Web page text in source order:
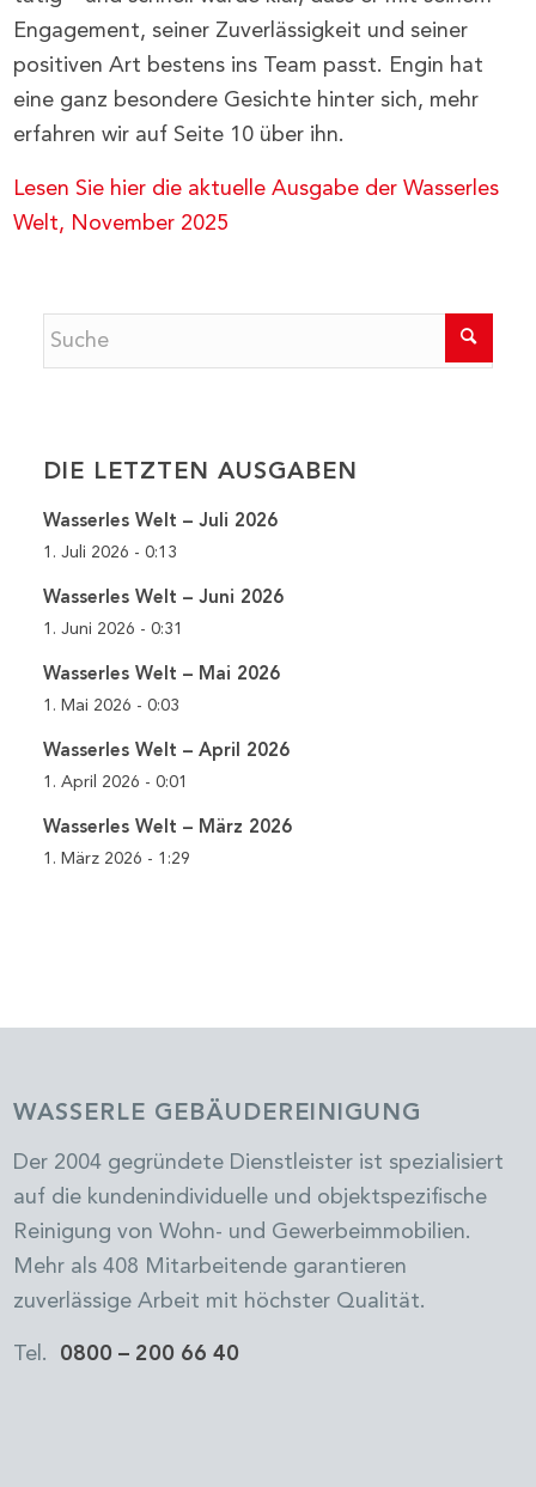
Engagement, seiner Zuverlässigkeit und seiner
positiven Art bestens ins Team passt. Engin hat
eine ganz besondere Gesichte hinter sich, mehr
erfahren wir auf Seite 10 über ihn.
Lesen Sie hier die aktuelle Ausgabe der Wasserles
Welt, November 2025
DIE LETZTEN AUSGABEN
Wasserles Welt – Juli 2026
1. Juli 2026 - 0:13
Wasserles Welt – Juni 2026
1. Juni 2026 - 0:31
Wasserles Welt – Mai 2026
1. Mai 2026 - 0:03
Wasserles Welt – April 2026
1. April 2026 - 0:01
Wasserles Welt – März 2026
1. März 2026 - 1:29
WASSERLE GEBÄUDEREINIGUNG
Der 2004 gegründete Dienstleister ist spezialisiert
auf die kundenindividuelle und objektspezifische
Reinigung von Wohn- und Gewerbeimmobilien.
Mehr als 408 Mitarbeitende garantieren
zuverlässige Arbeit mit höchster Qualität.
Tel. 0800 – 200 66 40